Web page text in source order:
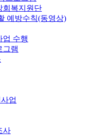
회복지원단
예방수칙(동영상)
업 수행
그램
업
사